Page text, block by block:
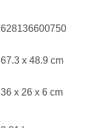
628136600750
67.3 x 48.9 cm
36 x 26 x 6 cm